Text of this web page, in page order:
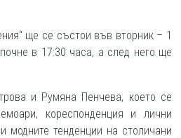
ще се състои във вторник – 1
в 17:30 часа, а след него ще
и Румяна Пенчева, което се
кореспонденция и лични
модните тенденции на столичани